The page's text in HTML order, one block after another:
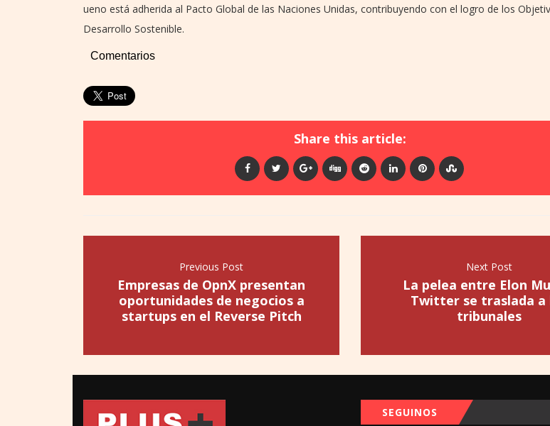
ueno está adherida al Pacto Global de las Naciones Unidas, contribuyendo con el logro de los
Desarrollo Sostenible.
Comentarios
Share this article:
Previous Post
Empresas de OpnX presentan
oportunidades de negocios a
startups en el Reverse Pitch
Next Post
La pelea entre Elon
Twitter se traslada a
tribunales
SEGUINOS